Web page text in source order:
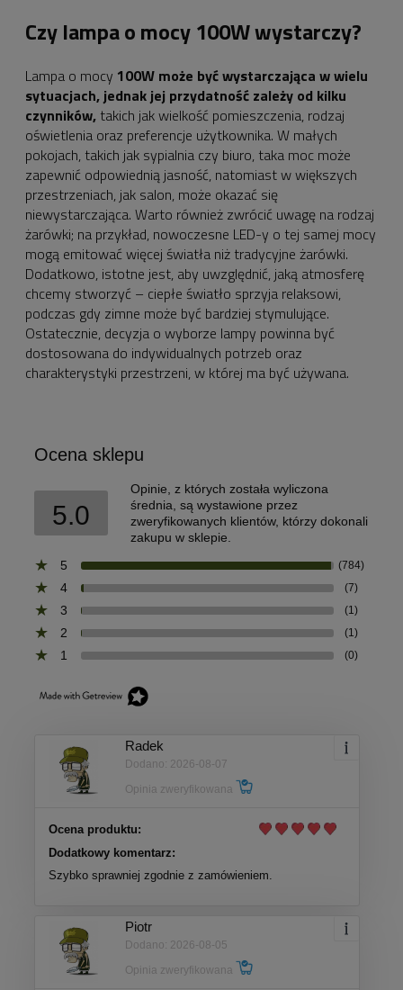
Czy lampa o mocy 100W wystarczy?
Lampa o mocy 100W może być wystarczająca w wielu
sytuacjach, jednak jej przydatność zależy od kilku
czynników, takich jak wielkość pomieszczenia, rodzaj
oświetlenia oraz preferencje użytkownika. W małych
pokojach, takich jak sypialnia czy biuro, taka moc może
zapewnić odpowiednią jasność, natomiast w większych
przestrzeniach, jak salon, może okazać się
niewystarczająca. Warto również zwrócić uwagę na rodzaj
żarówki; na przykład, nowoczesne LED-y o tej samej mocy
mogą emitować więcej światła niż tradycyjne żarówki.
Dodatkowo, istotne jest, aby uwzględnić, jaką atmosferę
chcemy stworzyć – ciepłe światło sprzyja relaksowi,
podczas gdy zimne może być bardziej stymulujące.
Ostatecznie, decyzja o wyborze lampy powinna być
dostosowana do indywidualnych potrzeb oraz
charakterystyki przestrzeni, w której ma być używana.
Ocena sklepu
5.0
Opinie, z których została wyliczona
średnia, są wystawione przez
zweryfikowanych klientów, którzy dokonali
zakupu w sklepie.
5
(784)
4 (7)
3 (1)
2 (1)
1 (0)
Radek
Dodano: 2026-08-07
Opinia zweryfikowana
Ocena produktu:
Dodatkowy komentarz:
Szybko sprawniej zgodnie z zamówieniem.
Piotr
Dodano: 2026-08-05
Opinia zweryfikowana